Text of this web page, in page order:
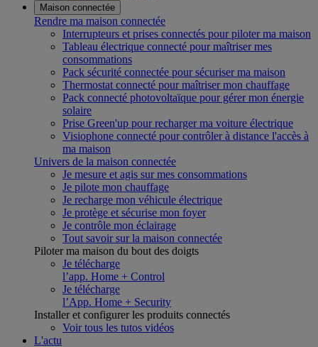
Maison connectée
Rendre ma maison connectée
Interrupteurs et prises connectés pour piloter ma maison
Tableau électrique connecté pour maîtriser mes
consommations
Pack sécurité connectée pour sécuriser ma maison
Thermostat connecté pour maîtriser mon chauffage
Pack connecté photovoltaïque pour gérer mon énergie
solaire
Prise Green'up pour recharger ma voiture électrique
Visiophone connecté pour contrôler à distance l'accès à
ma maison
Univers de la maison connectée
Je mesure et agis sur mes consommations
Je pilote mon chauffage
Je recharge mon véhicule électrique
Je protège et sécurise mon foyer
Je contrôle mon éclairage
Tout savoir sur la maison connectée
Piloter ma maison du bout des doigts
Je télécharge
l’app. Home + Control
Je télécharge
l’App. Home + Security
Installer et configurer les produits connectés
Voir tous les tutos vidéos
L'actu